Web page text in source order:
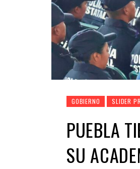
GOBIERNO SLIDER
PUEBLA
SU